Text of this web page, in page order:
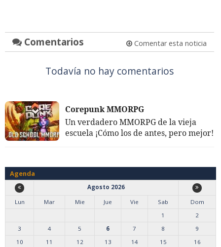
Comentarios Comentar esta noticia
Todavía no hay comentarios
Corepunk MMORPG
Un verdadero MMORPG de la vieja
escuela ¡Cómo los de antes, pero mejor!
Agenda
Agosto 2026
Lun
Mar Mie Jue Vie Sab
Dom
1
2
3
4 5 6 7 8
9
10
11 12 13 14 15
16